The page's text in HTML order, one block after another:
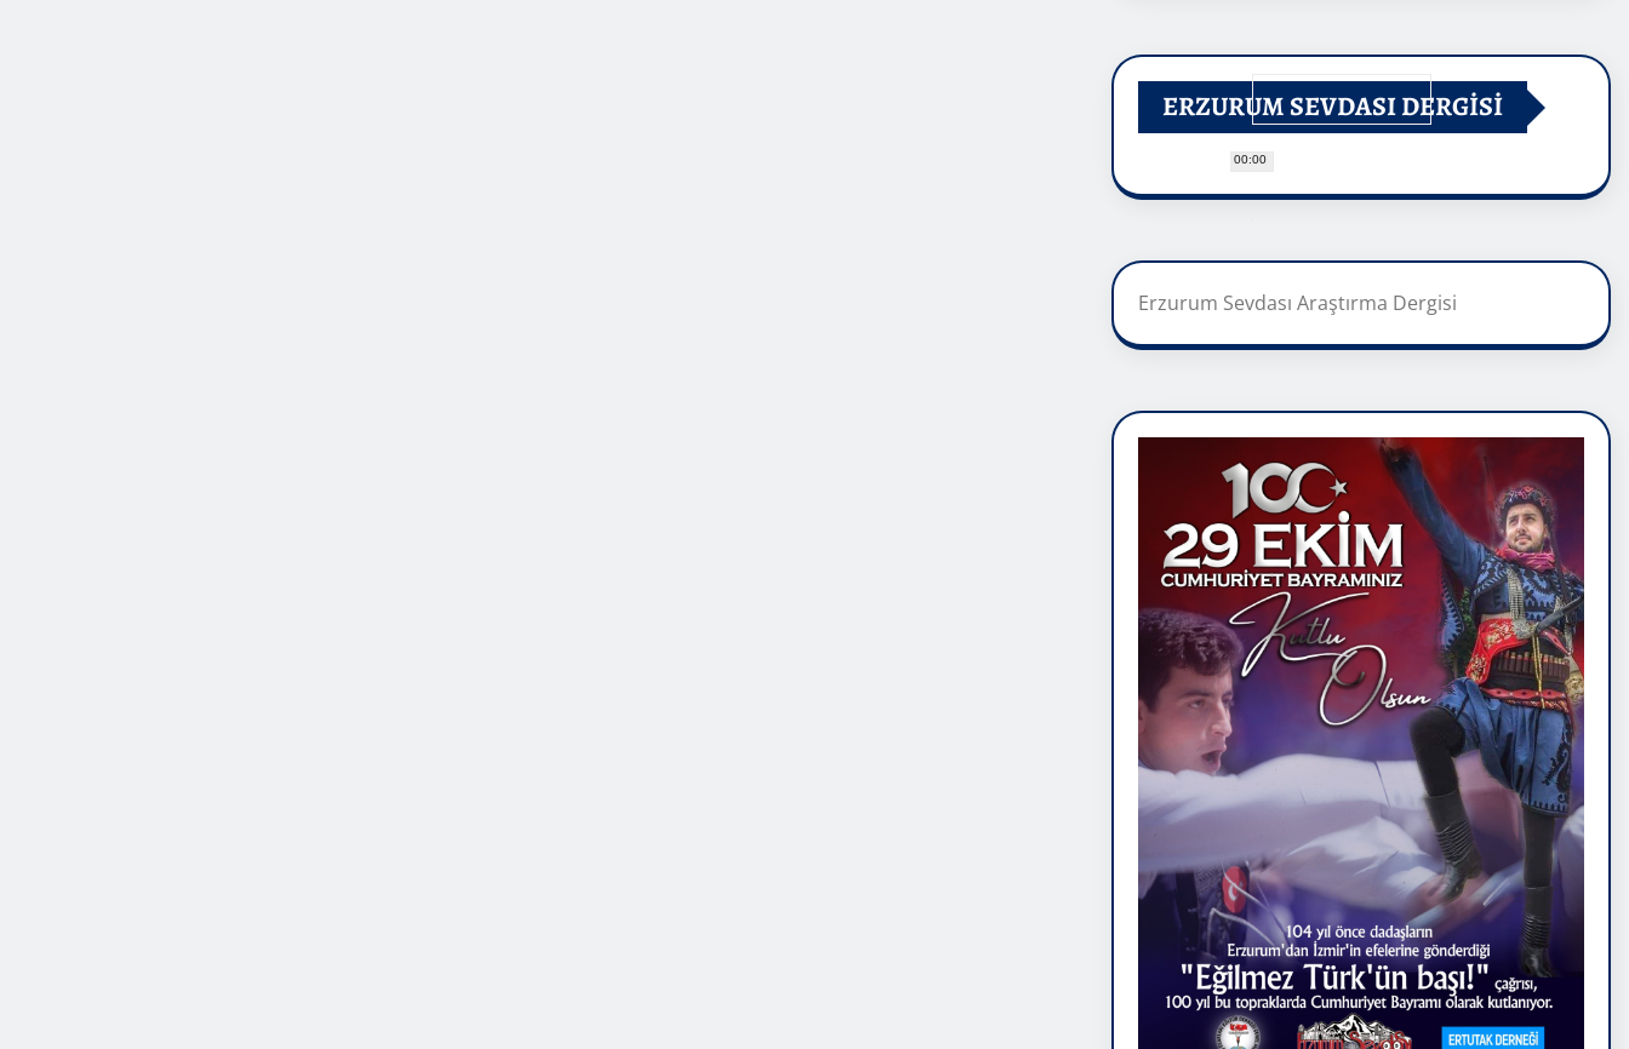
00:00
ERZURUM SEVDASI DERGİSİ
Erzurum Sevdası Araştırma Dergisi